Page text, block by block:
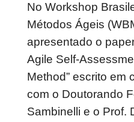
No Workshop
Métodos Ágeis
apresentado o
Agile Self-
Method” escrito em
com o Doutorando
Sambinelli e o Prof.